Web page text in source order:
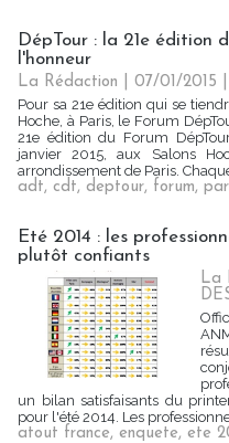
DépTour : la 21e édition
l'honneur
La Rédaction | 07/01/2015
Pour sa 21e édition qui se
Hoche, à Paris, le Forum
21e édition du Forum
janvier 2015, aux Salons
arrondissement de Paris.
adt, cdt, deptour, forum,
Eté 2014 : les
plutôt confiants
La
un bilan satisfaisants du
pour l'été 2014. Les
atout france, enquete, ete